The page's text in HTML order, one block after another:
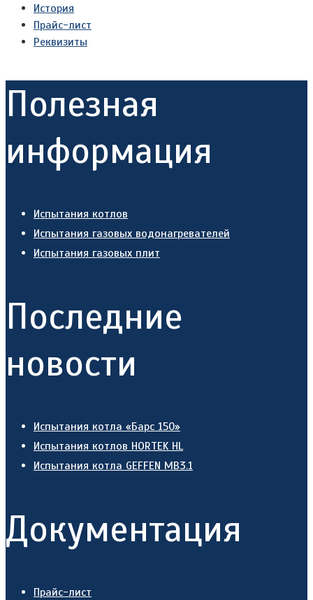
История
Прайс-лист
Реквизиты
Полезная
информация
Испытания котлов
Испытания газовых водонагревателей
Испытания газовых плит
Последние
новости
Испытания котла «Барс 150»
Испытания котлов HORTEK HL
Испытания котла GEFFEN MB3.1
Документация
Прайс-лист